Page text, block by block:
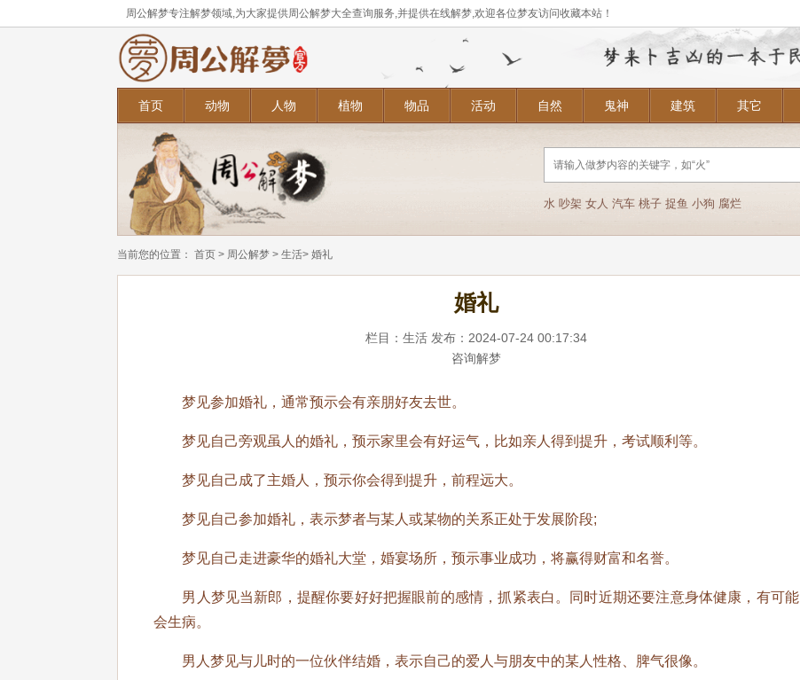
周公解梦专注解梦领域,为大家提供周公解梦大全查询服务,并提供在线解梦,欢迎各位梦友访问收藏本站！
首页 动物 人物 植物 物品 活动 自然 鬼神 建筑 其它
水 吵架 女人 汽车 桃子 捉鱼 小狗 腐烂
当前您的位置： 首页 > 周公解梦 > 生活> 婚礼
婚礼
栏目： 生活 发布：2024-07-24 00:17:34
咨询解梦
梦见参加婚礼，通常预示会有亲朋好友去世。
梦见自己旁观虽人的婚礼，预示家里会有好运气，比如亲人得到提升，考试顺利等。
梦见自己成了主婚人，预示你会得到提升，前程远大。
梦见自己参加婚礼，表示梦者与某人或某物的关系正处于发展阶段;
梦见自己走进豪华的婚礼大堂，婚宴场所，预示事业成功，将赢得财富和名誉。
男人梦见当新郎，提醒你要好好把握眼前的感情，抓紧表白。同时近期还要注意身体健康，有可能
会生病。
男人梦见与儿时的一位伙伴结婚，表示自己的爱人与朋友中的某人性格、脾气很像。